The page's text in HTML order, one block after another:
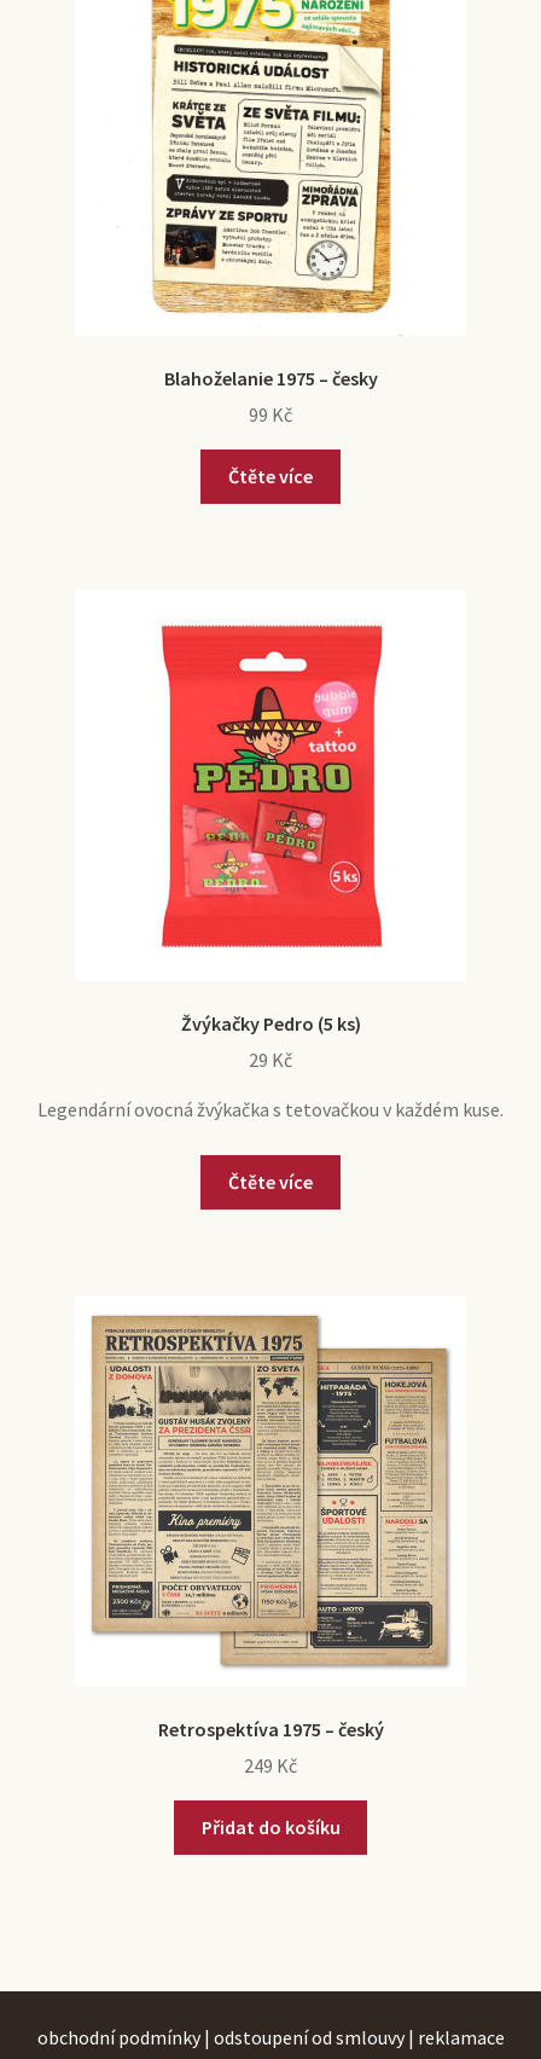
Blahoželanie 1975 – česky
99 Kč
Čtěte více
Žvýkačky Pedro (5 ks)
29 Kč
Legendární ovocná žvýkačka s tetovačkou v každém kuse.
Čtěte více
Retrospektíva 1975 – český
249 Kč
Přidat do košíku
obchodní podmínky | odstoupení od smlouvy | reklamace